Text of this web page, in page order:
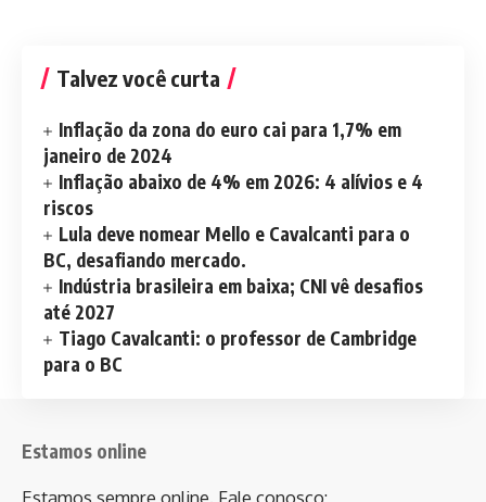
Talvez você curta
Inflação da zona do euro cai para 1,7% em
janeiro de 2024
Inflação abaixo de 4% em 2026: 4 alívios e 4
riscos
Lula deve nomear Mello e Cavalcanti para o
BC, desafiando mercado.
Indústria brasileira em baixa; CNI vê desafios
até 2027
Tiago Cavalcanti: o professor de Cambridge
para o BC
Estamos online
Estamos sempre online. Fale conosco: